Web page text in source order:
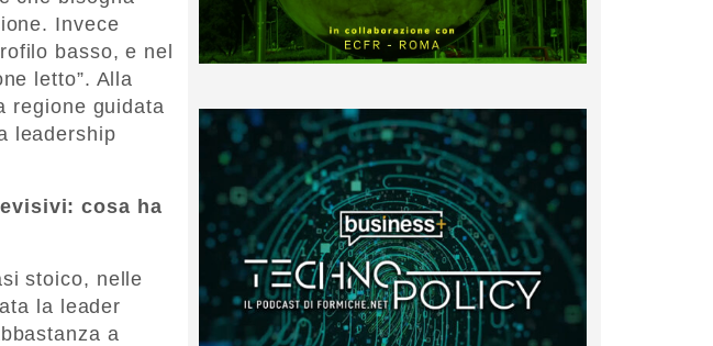
Invece
basso, e nel
letto”. Alla
regione guidata
leadership
cosa ha
stoico, nelle
la leader
a